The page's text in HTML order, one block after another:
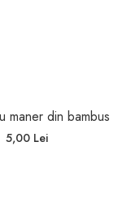
maner din bambus
5,00 Lei